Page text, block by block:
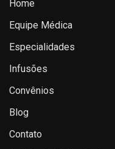
Home
Equipe Médica
Especialidades
Infusões
Convênios
Blog
Contato